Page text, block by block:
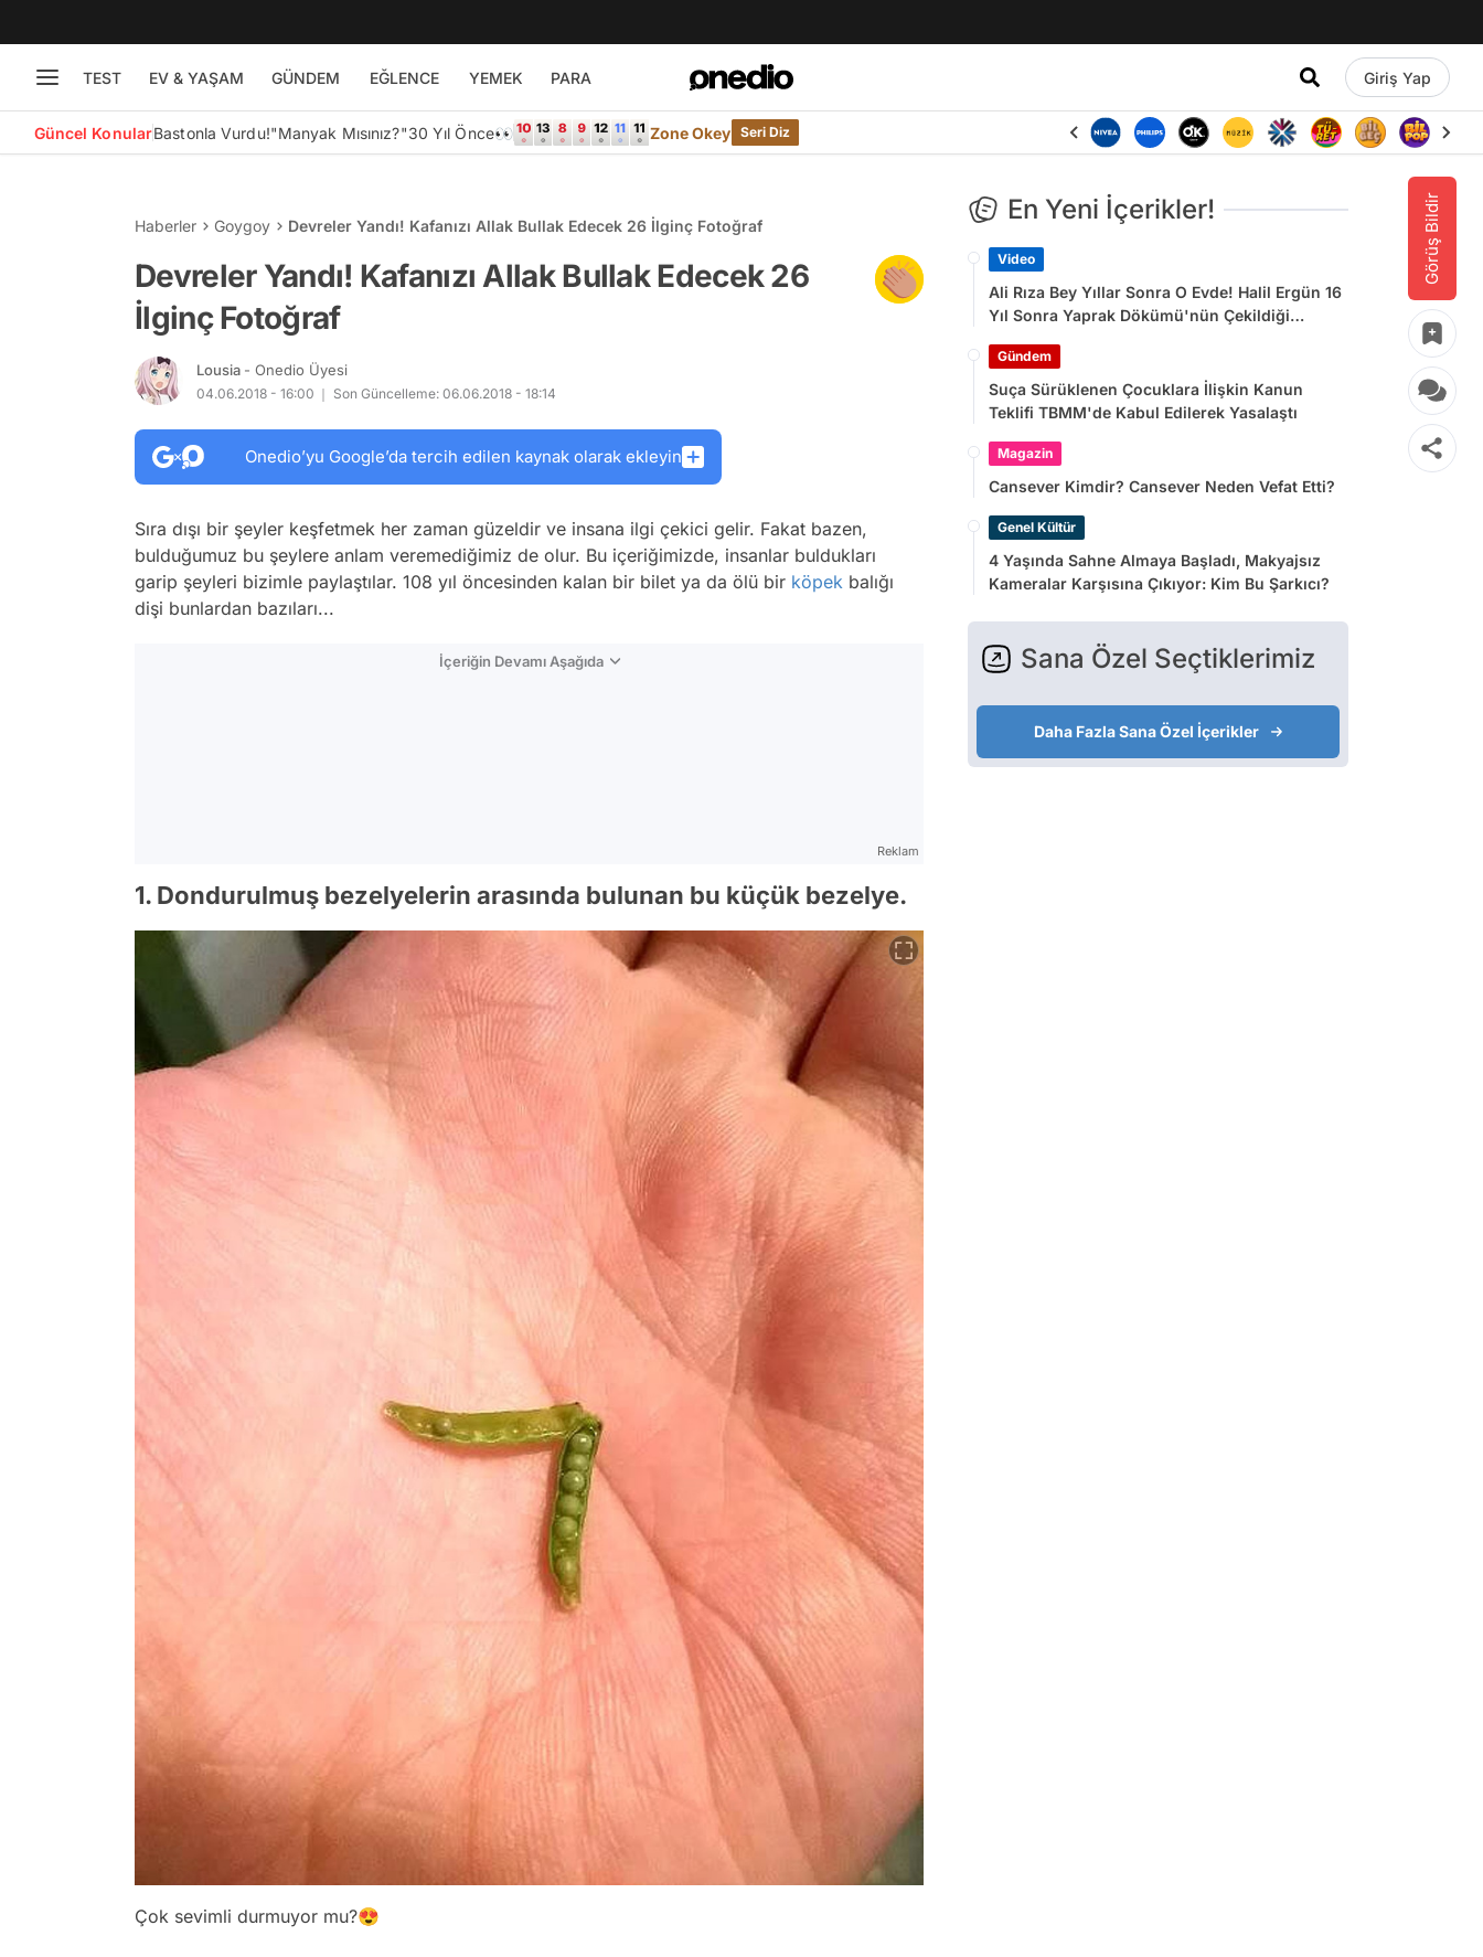
TEST EV & YAŞAM GÜNDEM EĞLENCE YEMEK PARA Giriş Yap
Güncel KonularBastonla Vurdu!"Manyak Mısınız?"30 Yıl Önce👀 Zone Okey Seri Diz
Görüş Bildir
Haberler Goygoy Devreler Yandı! Kafanızı Allak Bullak Edecek 26 İlginç Fotoğraf
Devreler Yandı! Kafanızı Allak Bullak Edecek 26
İlginç Fotoğraf
Lousia - Onedio Üyesi
04.06.2018 - 16:00 Son Güncelleme: 06.06.2018 - 18:14
Onedio’yu Google’da tercih edilen kaynak olarak ekleyin
Sıra dışı bir şeyler keşfetmek her zaman güzeldir ve insana ilgi çekici gelir. Fakat bazen,
bulduğumuz bu şeylere anlam veremediğimiz de olur. Bu içeriğimizde, insanlar buldukları
garip şeyleri bizimle paylaştılar. 108 yıl öncesinden kalan bir bilet ya da ölü bir köpek balığı
dişi bunlardan bazıları...
İçeriğin Devamı Aşağıda
Reklam
1. Dondurulmuş bezelyelerin arasında bulunan bu küçük bezelye.
Çok sevimli durmuyor mu?😍
En Yeni İçerikler!
Video
Ali Rıza Bey Yıllar Sonra O Evde! Halil Ergün 16
Yıl Sonra Yaprak Dökümü'nün Çekildiği
Gündem
Suça Sürüklenen Çocuklara İlişkin Kanun
Teklifi TBMM'de Kabul Edilerek Yasalaştı
Magazin
Cansever Kimdir? Cansever Neden Vefat Etti?
Genel Kültür
4 Yaşında Sahne Almaya Başladı, Makyajsız
Kameralar Karşısına Çıkıyor: Kim Bu Şarkıcı?
Sana Özel Seçtiklerimiz
Daha Fazla Sana Özel İçerikler